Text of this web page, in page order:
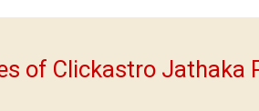
of Clickastro Jathaka